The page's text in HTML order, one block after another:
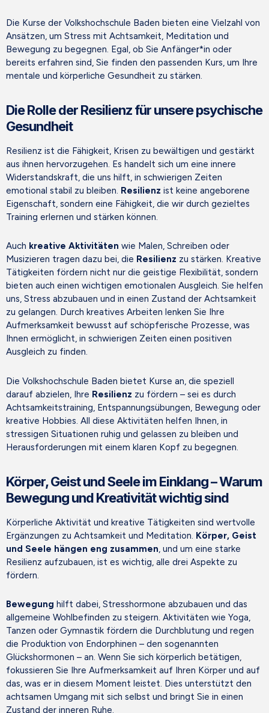
Die Kurse der Volkshochschule Baden bieten eine Vielzahl von
Ansätzen, um Stress mit Achtsamkeit, Meditation und
Bewegung zu begegnen. Egal, ob Sie Anfänger*in oder
bereits erfahren sind, Sie finden den passenden Kurs, um Ihre
mentale und körperliche Gesundheit zu stärken.
Die Rolle der Resilienz für unsere psychische
Gesundheit
Resilienz ist die Fähigkeit, Krisen zu bewältigen und gestärkt
aus ihnen hervorzugehen. Es handelt sich um eine innere
Widerstandskraft, die uns hilft, in schwierigen Zeiten
emotional stabil zu bleiben. Resilienz ist keine angeborene
Eigenschaft, sondern eine Fähigkeit, die wir durch gezieltes
Training erlernen und stärken können.
Auch kreative Aktivitäten wie Malen, Schreiben oder
Musizieren tragen dazu bei, die Resilienz zu stärken. Kreative
Tätigkeiten fördern nicht nur die geistige Flexibilität, sondern
bieten auch einen wichtigen emotionalen Ausgleich. Sie helfen
uns, Stress abzubauen und in einen Zustand der Achtsamkeit
zu gelangen. Durch kreatives Arbeiten lenken Sie Ihre
Aufmerksamkeit bewusst auf schöpferische Prozesse, was
Ihnen ermöglicht, in schwierigen Zeiten einen positiven
Ausgleich zu finden.
Die Volkshochschule Baden bietet Kurse an, die speziell
darauf abzielen, Ihre Resilienz zu fördern – sei es durch
Achtsamkeitstraining, Entspannungsübungen, Bewegung oder
kreative Hobbies. All diese Aktivitäten helfen Ihnen, in
stressigen Situationen ruhig und gelassen zu bleiben und
Herausforderungen mit einem klaren Kopf zu begegnen.
Körper, Geist und Seele im Einklang – Warum
Bewegung und Kreativität wichtig sind
Körperliche Aktivität und kreative Tätigkeiten sind wertvolle
Ergänzungen zu Achtsamkeit und Meditation. Körper, Geist
und Seele hängen eng zusammen, und um eine starke
Resilienz aufzubauen, ist es wichtig, alle drei Aspekte zu
fördern.
Bewegung hilft dabei, Stresshormone abzubauen und das
allgemeine Wohlbefinden zu steigern. Aktivitäten wie Yoga,
Tanzen oder Gymnastik fördern die Durchblutung und regen
die Produktion von Endorphinen – den sogenannten
Glückshormonen – an. Wenn Sie sich körperlich betätigen,
fokussieren Sie Ihre Aufmerksamkeit auf Ihren Körper und auf
das, was er in diesem Moment leistet. Dies unterstützt den
achtsamen Umgang mit sich selbst und bringt Sie in einen
Zustand der inneren Ruhe.